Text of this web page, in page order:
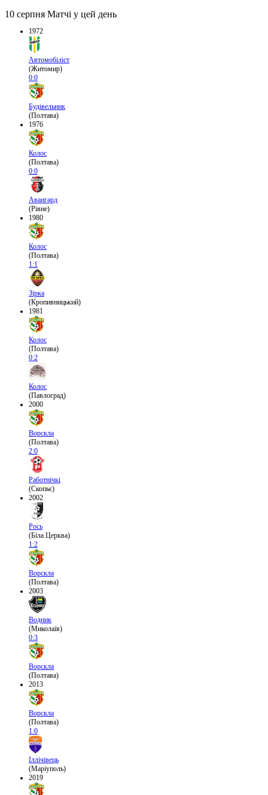
10 серпня Матчі у цей день
1972
Автомобіліст
(Житомир)
0:0
Будівельник
(Полтава)
1976
Колос
(Полтава)
0:0
Авангард
(Рівне)
1980
Колос
(Полтава)
1:1
Зірка
(Кропивницький)
1981
Колос
(Полтава)
0:2
Колос
(Павлоград)
2000
Ворскла
(Полтава)
2:0
Работнічкі
(Скопьє)
2002
Рось
(Біла Церква)
1:2
Ворскла
(Полтава)
2003
Водник
(Миколаїв)
0:3
Ворскла
(Полтава)
2013
Ворскла
(Полтава)
1:0
Іллічівець
(Маріуполь)
2019